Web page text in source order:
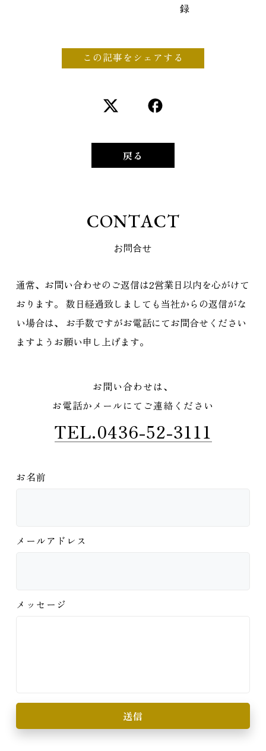
録
この記事をシェアする
戻る
CONTACT
お問合せ
通常、お問い合わせのご返信は2営業日以内を心がけて
おります。 数日経過致しましても当社からの返信がな
い場合は、
お手数ですがお電話にてお問合せください
ますようお願い申し上げます。
お問い合わせは、
お電話かメールにてご連絡ください
TEL.0436-52-3111
お名前
メールアドレス
メッセージ